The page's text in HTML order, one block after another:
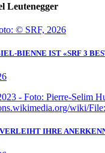
Leutenegger
BIENNE IST «SRF 3
IHRE